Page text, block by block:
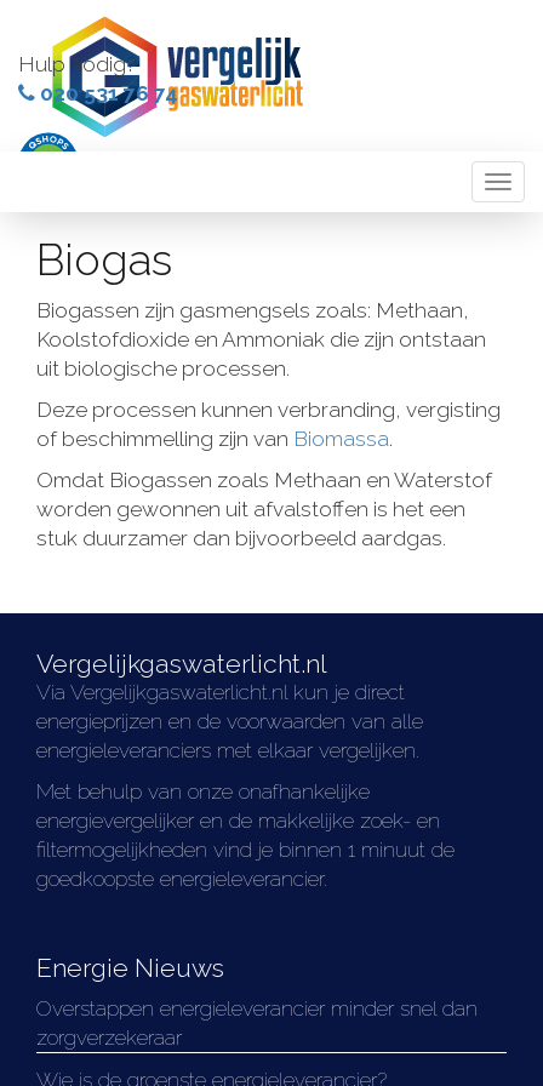
Hulp nodig?
020 531 76 74
Biogas
Biogassen zijn gasmengsels zoals: Methaan,
Koolstofdioxide en Ammoniak die zijn ontstaan
uit biologische processen.
Deze processen kunnen verbranding, vergisting
of beschimmelling zijn van Biomassa.
Omdat Biogassen zoals Methaan en Waterstof
worden gewonnen uit afvalstoffen is het een
stuk duurzamer dan bijvoorbeeld aardgas.
Vergelijkgaswaterlicht.nl
Via Vergelijkgaswaterlicht.nl kun je direct
energieprijzen en de voorwaarden van alle
energieleveranciers met elkaar vergelijken.
Met behulp van onze onafhankelijke
energievergelijker en de makkelijke zoek- en
filtermogelijkheden vind je binnen 1 minuut de
goedkoopste energieleverancier.
Energie Nieuws
Overstappen energieleverancier minder snel dan
zorgverzekeraar
Wie is de groenste energieleverancier?